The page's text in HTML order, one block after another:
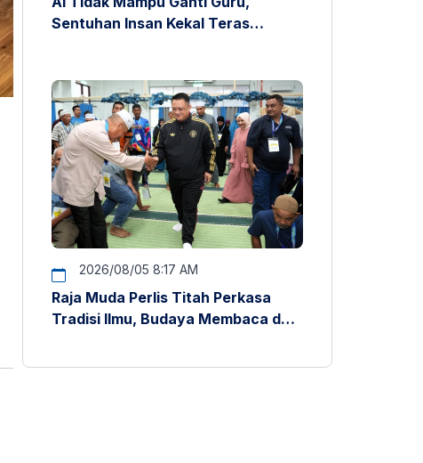
Sentuhan Insan Kekal Teras
2026/08/05 8:17 AM
Raja Muda Perlis Titah Perkasa
Tradisi Ilmu, Budaya Membaca dan